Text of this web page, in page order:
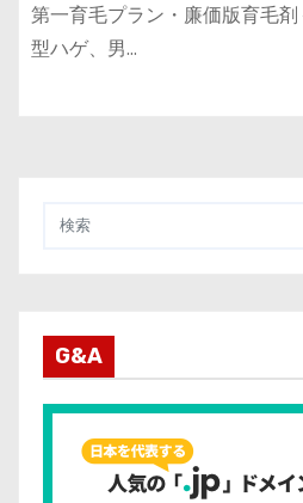
第一育毛プラン・廉価版育毛
型ハゲ、男…
G&A